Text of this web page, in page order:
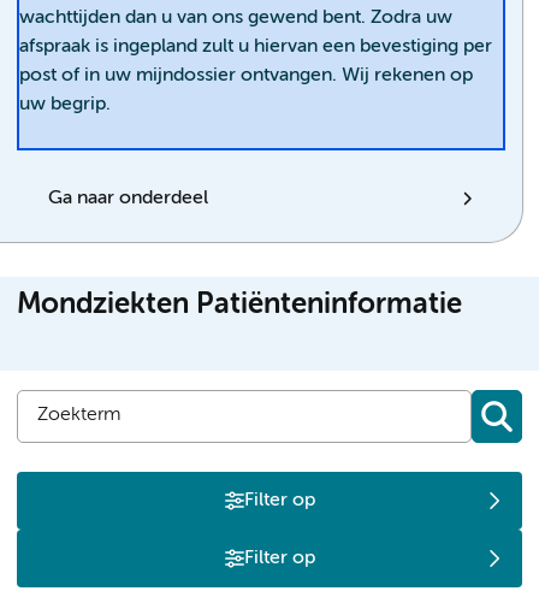
wachttijden dan u van ons gewend bent. Zodra uw
afspraak is ingepland zult u hiervan een bevestiging per
post of in uw mijndossier ontvangen. Wij rekenen op
uw begrip.
Ga naar onderdeel
Mondziekten Patiënteninformatie
Filter op
Filter op